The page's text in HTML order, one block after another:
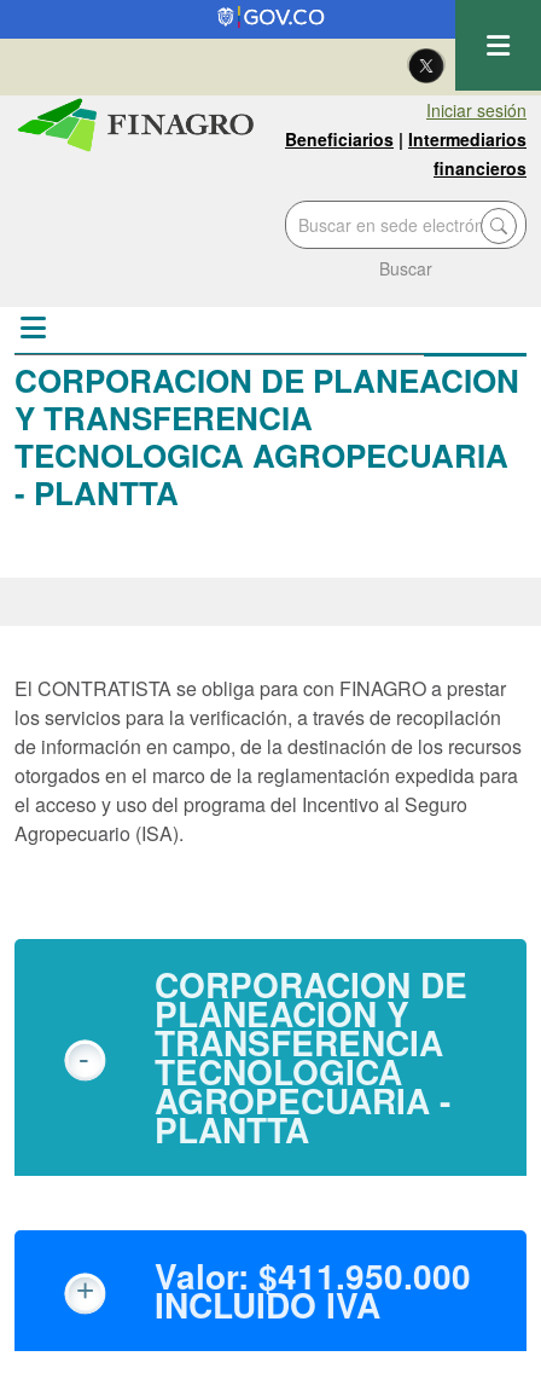
Pasar al contenido principal
| Eng
Iniciar sesión
Beneficiarios | Intermediarios
financieros
Buscar
CORPORACION DE PLANEACION
Y TRANSFERENCIA
TECNOLOGICA AGROPECUARIA
- PLANTTA
El CONTRATISTA se obliga para con FINAGRO a prestar
los servicios para la verificación, a través de recopilación
de información en campo, de la destinación de los recursos
otorgados en el marco de la reglamentación expedida para
el acceso y uso del programa del Incentivo al Seguro
Agropecuario (ISA).
CORPORACION DE
PLANEACION Y
TRANSFERENCIA
TECNOLOGICA
AGROPECUARIA -
PLANTTA
Valor: $411.950.000
INCLUIDO IVA